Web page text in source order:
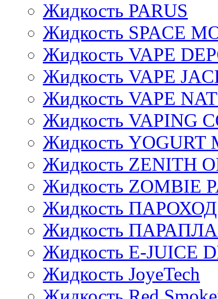
Жидкость PARUS
Жидкость SPACE
Жидкость VAPE
Жидкость VAPE
Жидкость VAPE
Жидкость VAPING
Жидкость YOGURT
Жидкость ZENITH
Жидкость ZOMBIE
Жидкость ПАРОХОД
Жидкость
Жидкость E-JUIСE
Жидкость JoyeTech